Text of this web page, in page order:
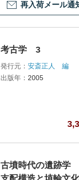
再入荷メール通
考古学 3
発行元： 安斎正人 編
出版年： 2005
古墳時代の遺跡学